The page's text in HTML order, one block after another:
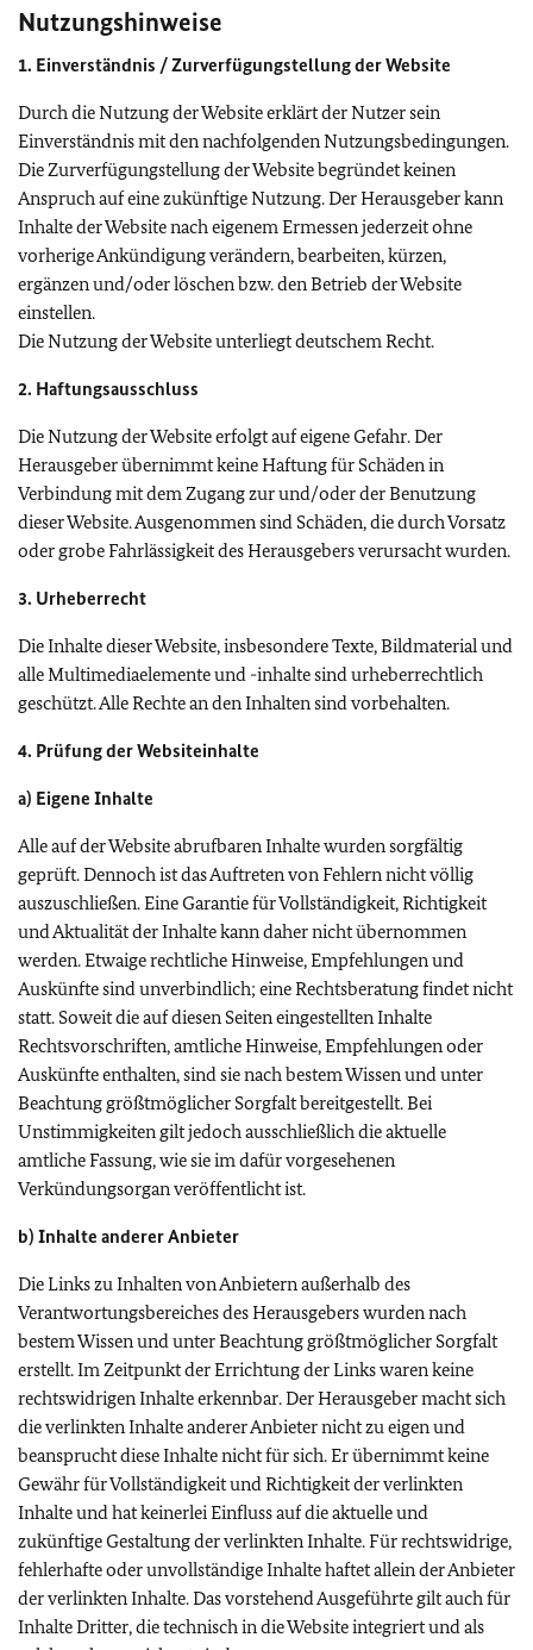
Nutzungshinweise
1. Einverständnis / Zurverfügungstellung der Website
Durch die Nutzung der Website erklärt der Nutzer sein
Einverständnis mit den nachfolgenden Nutzungsbedingungen.
Die Zurverfügungstellung der Website begründet keinen
Anspruch auf eine zukünftige Nutzung. Der Herausgeber kann
Inhalte der Website nach eigenem Ermessen jederzeit ohne
vorherige Ankündigung verändern, bearbeiten, kürzen,
ergänzen und/oder löschen bzw. den Betrieb der Website
einstellen.
Die Nutzung der Website unterliegt deutschem Recht.
2. Haftungsausschluss
Die Nutzung der Website erfolgt auf eigene Gefahr. Der
Herausgeber übernimmt keine Haftung für Schäden in
Verbindung mit dem Zugang zur und/oder der Benutzung
dieser Website. Ausgenommen sind Schäden, die durch Vorsatz
oder grobe Fahrlässigkeit des Herausgebers verursacht wurden.
3. Urheberrecht
Die Inhalte dieser Website, insbesondere Texte, Bildmaterial und
alle Multimediaelemente und -inhalte sind urheberrechtlich
geschützt. Alle Rechte an den Inhalten sind vorbehalten.
4. Prüfung der Websiteinhalte
a) Eigene Inhalte
Alle auf der Website abrufbaren Inhalte wurden sorgfältig
geprüft. Dennoch ist das Auftreten von Fehlern nicht völlig
auszuschließen. Eine Garantie für Vollständigkeit, Richtigkeit
und Aktualität der Inhalte kann daher nicht übernommen
werden. Etwaige rechtliche Hinweise, Empfehlungen und
Auskünfte sind unverbindlich; eine Rechtsberatung findet nicht
statt. Soweit die auf diesen Seiten eingestellten Inhalte
Rechtsvorschriften, amtliche Hinweise, Empfehlungen oder
Auskünfte enthalten, sind sie nach bestem Wissen und unter
Beachtung größtmöglicher Sorgfalt bereitgestellt. Bei
Unstimmigkeiten gilt jedoch ausschließlich die aktuelle
amtliche Fassung, wie sie im dafür vorgesehenen
Verkündungsorgan veröffentlicht ist.
b) Inhalte anderer Anbieter
Die Links zu Inhalten von Anbietern außerhalb des
Verantwortungsbereiches des Herausgebers wurden nach
bestem Wissen und unter Beachtung größtmöglicher Sorgfalt
erstellt. Im Zeitpunkt der Errichtung der Links waren keine
rechtswidrigen Inhalte erkennbar. Der Herausgeber macht sich
die verlinkten Inhalte anderer Anbieter nicht zu eigen und
beansprucht diese Inhalte nicht für sich. Er übernimmt keine
Gewähr für Vollständigkeit und Richtigkeit der verlinkten
Inhalte und hat keinerlei Einfluss auf die aktuelle und
zukünftige Gestaltung der verlinkten Inhalte. Für rechtswidrige,
fehlerhafte oder unvollständige Inhalte haftet allein der Anbieter
der verlinkten Inhalte. Das vorstehend Ausgeführte gilt auch für
Inhalte Dritter, die technisch in die Website integriert und als